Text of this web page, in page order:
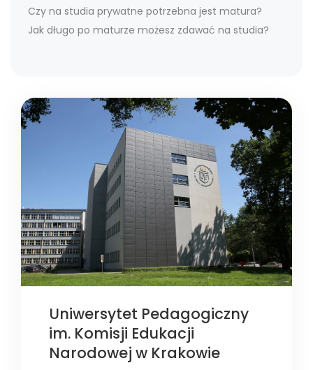
Czy na studia prywatne potrzebna jest matura?
Jak długo po maturze możesz zdawać na studia?
Uniwersytet Pedagogiczny
im. Komisji Edukacji
Narodowej w Krakowie